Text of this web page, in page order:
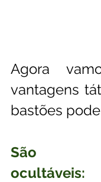
Agora
vantagens
bastões
São
ocultáveis: